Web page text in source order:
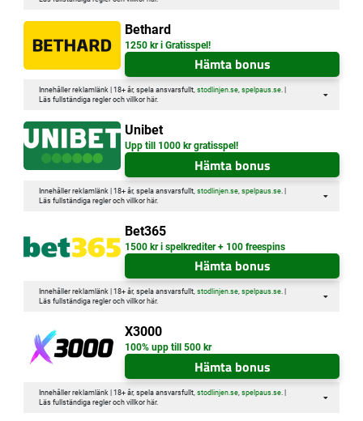
Bethard
1250 kr i Gratisspel!
Hämta bonus
Innehåller reklamlänk | 18+ år, spela ansvarsfullt, stodlinjen.se, spelpaus.se. |
Läs fullständiga regler och villkor här.
Unibet
Upp till 1000 kr gratisspel!
Hämta bonus
Innehåller reklamlänk | 18+ år, spela ansvarsfullt, stodlinjen.se, spelpaus.se. |
Läs fullständiga regler och villkor här.
Bet365
1500 kr i spelkrediter + 100 freespins
Hämta bonus
Innehåller reklamlänk | 18+ år, spela ansvarsfullt, stodlinjen.se, spelpaus.se. |
Läs fullständiga regler och villkor här.
X3000
100% upp till 500 kr
Hämta bonus
Innehåller reklamlänk | 18+ år, spela ansvarsfullt, stodlinjen.se, spelpaus.se. |
Läs fullständiga regler och villkor här.